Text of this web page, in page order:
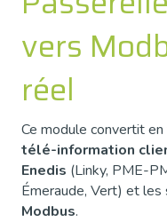
vers
réel
Ce module convertit
télé-information
Enedis (Linky, PME-
Émeraude, Vert) et
Modbus.